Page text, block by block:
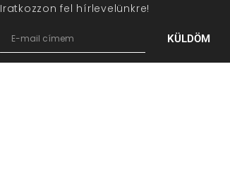
Iratkozzon fel hírlevelünkre!
KÜLDÖM